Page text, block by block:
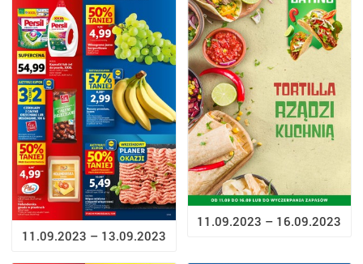
11.09.2023 – 13.09.2023
11.09.2023 – 16.09.2023